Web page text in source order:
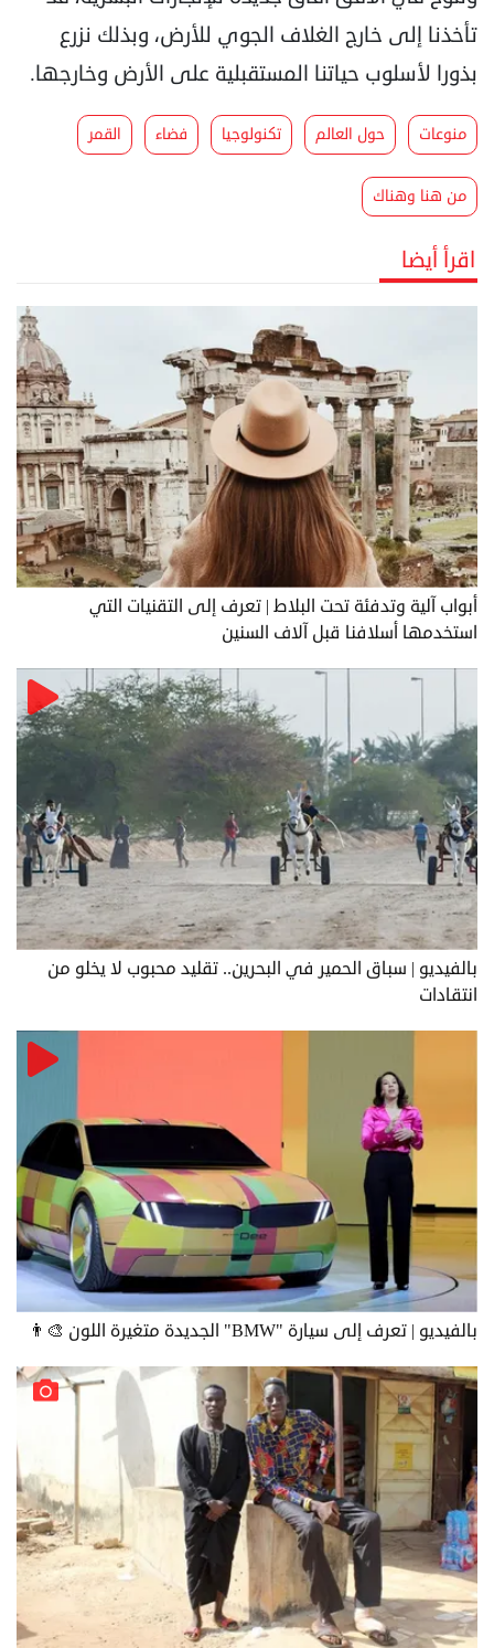
تأخذنا إلى خارج الغلاف الجوي للأرض، وبذلك نزرع
‏بذورا لأسلوب حياتنا المستقبلية على الأرض وخارجها.‏
منوعات حول العالم تكنولوجيا فضاء القمر
من هنا وهناك
اقرأ أيضا
أبواب آلية وتدفئة تحت البلاط | تعرف إلى التقنيات التي
استخدمها أسلافنا قبل آلاف السنين
بالفيديو | سباق الحمير في البحرين.. تقليد محبوب لا يخلو من
انتقادات
بالفيديو | تعرف إلى سيارة "BMW" الجديدة متغيرة اللون 👨‍🎨